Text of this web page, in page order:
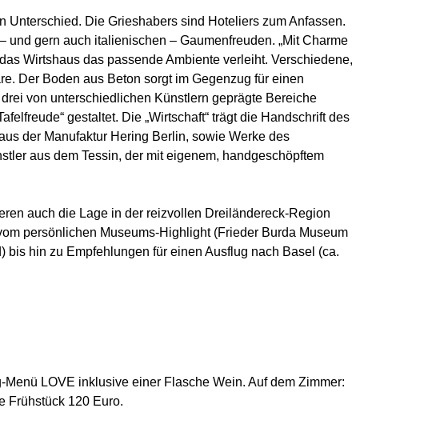
Die Grieshabers sind Hoteliers zum Anfassen.
gern auch italienischen – Gaumenfreuden. „Mit Charme
Wirtshaus das passende Ambiente verleiht. Verschiedene,
Der Boden aus Beton sorgt im Gegenzug für einen
von unterschiedlichen Künstlern geprägte Bereiche
gestaltet. Die „Wirtschaft“ trägt die Handschrift des
der Manufaktur Hering Berlin, sowie Werke des
aus dem Tessin, der mit eigenem, handgeschöpftem
auch die Lage in der reizvollen Dreiländereck-Region
persönlichen Museums-Highlight (Frieder Burda Museum
hin zu Empfehlungen für einen Ausflug nach Basel (ca.
LOVE inklusive einer Flasche Wein. Auf dem Zimmer:
Frühstück 120 Euro.